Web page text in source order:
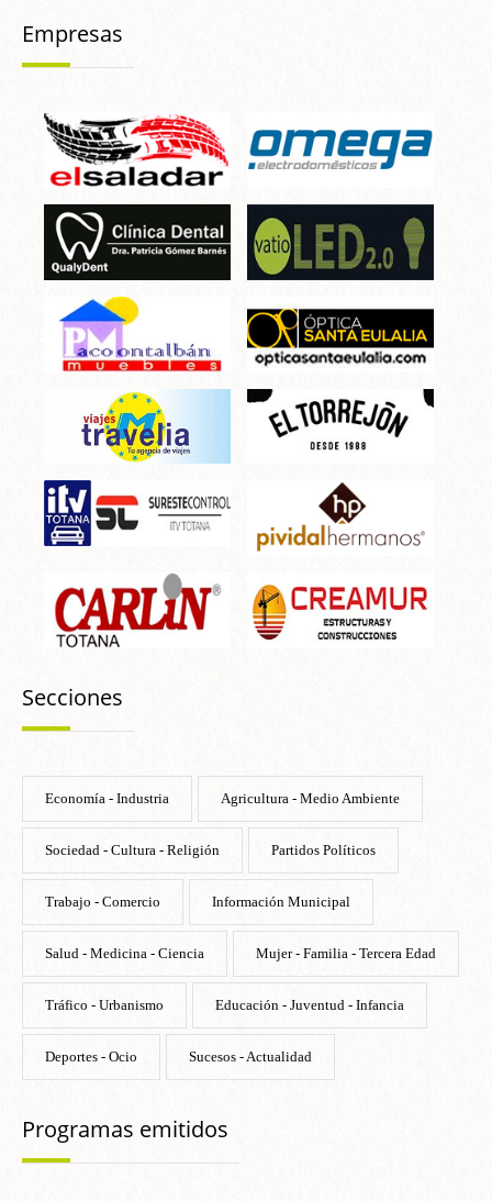
Empresas
Secciones
Economía - Industria Agricultura - Medio Ambiente
Sociedad - Cultura - Religión Partidos Políticos
Trabajo - Comercio Información Municipal
Salud - Medicina - Ciencia Mujer - Familia - Tercera Edad
Tráfico - Urbanismo Educación - Juventud - Infancia
Deportes - Ocio Sucesos - Actualidad
Programas emitidos